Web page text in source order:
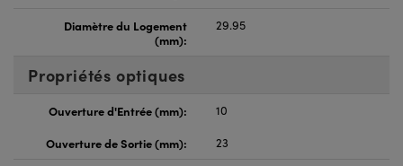
Diamètre du Logement
(mm):
29.95
Propriétés optiques
Ouverture d'Entrée (mm):
10
Ouverture de Sortie (mm):
23